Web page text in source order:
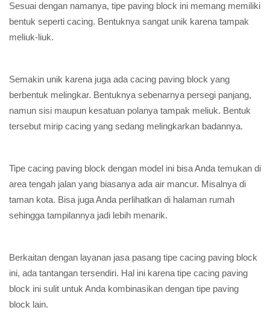
Sesuai dengan namanya, tipe paving block ini memang memiliki
bentuk seperti cacing. Bentuknya sangat unik karena tampak
meliuk-liuk.
Semakin unik karena juga ada cacing paving block yang
berbentuk melingkar. Bentuknya sebenarnya persegi panjang,
namun sisi maupun kesatuan polanya tampak meliuk. Bentuk
tersebut mirip cacing yang sedang melingkarkan badannya.
Tipe cacing paving block dengan model ini bisa Anda temukan di
area tengah jalan yang biasanya ada air mancur. Misalnya di
taman kota. Bisa juga Anda perlihatkan di halaman rumah
sehingga tampilannya jadi lebih menarik.
Berkaitan dengan layanan jasa pasang tipe cacing paving block
ini, ada tantangan tersendiri. Hal ini karena tipe cacing paving
block ini sulit untuk Anda kombinasikan dengan tipe paving
block lain.